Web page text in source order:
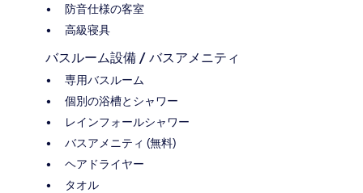
防音仕様の客室
高級寝具
バスルーム設備 / バスアメニティ
専用バスルーム
個別の浴槽とシャワー
レインフォールシャワー
バスアメニティ (無料)
ヘアドライヤー
タオル